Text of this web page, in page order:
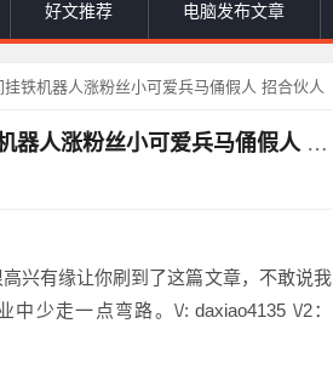
好文推荐 电脑发布文章
铁机器人涨粉丝小可爱兵马俑假人 招合伙人
揭秘抖音黑科技赚钱项目，普通人也能月入数万！快手直播间挂铁机器人涨粉丝小可爱兵马俑假人 招合伙人
兴有缘让你刷到了这篇文章，不敢说我
少走一点弯路。\/: daxiao4135 \/2：